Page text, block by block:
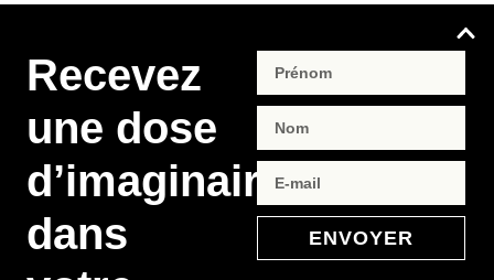
Recevez
une dose
d’imaginaire
dans
ENVOYER